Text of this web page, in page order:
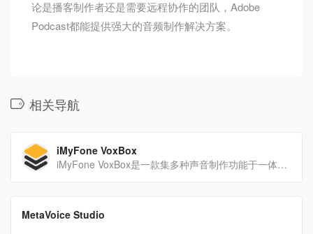
论是播客制作者还是需要远程协作的团队，Adobe
Podcast都能提供强大的音频制作解决方案。
相关导航
iMyFone VoxBox
iMyFone VoxBox是一款集多种声音制作功能于一体的AI声音生成器，适合各种使用场景，从视频配音到有声书叙述，再到播客和游戏角色配音等。
MetaVoice Studio